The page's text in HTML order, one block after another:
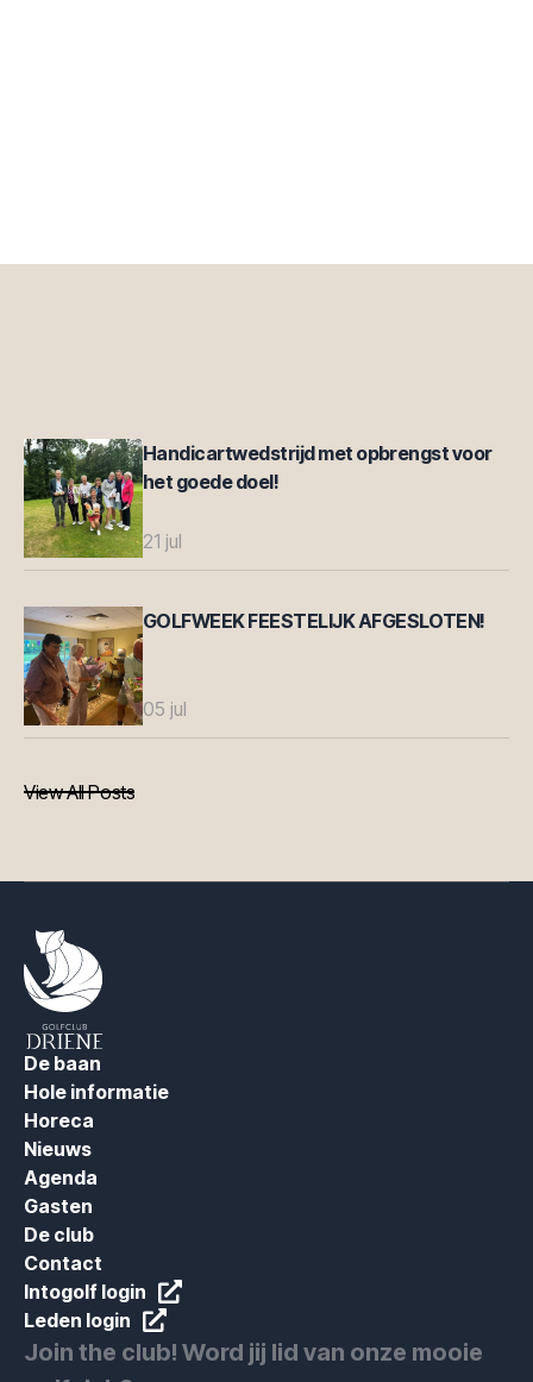
Handicartwedstrijd met opbrengst voor
het goede doel!
21 jul
GOLFWEEK FEESTELIJK AFGESLOTEN!
05 jul
View All Posts
De baan
Hole informatie
Horeca
Nieuws
Agenda
Gasten
De club
Contact
Intogolf login
Leden login
Join the club! Word jij lid van onze mooie